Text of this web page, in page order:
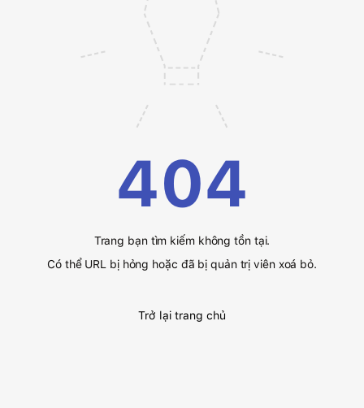
404
Trang bạn tìm kiếm không tồn tại.
Có thể URL bị hỏng hoặc đã bị quản trị viên xoá bỏ.
Trở lại trang chủ